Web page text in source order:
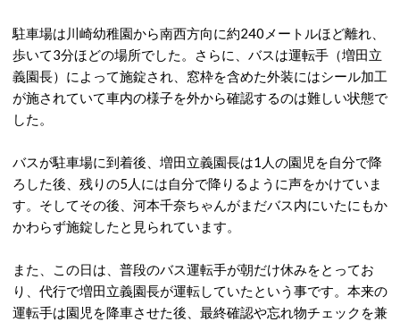
駐車場は川崎幼稚園から南西方向に約240メートルほど離れ、
歩いて3分ほどの場所でした。さらに、バスは運転手（増田立
義園長）によって施錠され、窓枠を含めた外装にはシール加工
が施されていて車内の様子を外から確認するのは難しい状態で
した。
バスが駐車場に到着後、増田立義園長は1人の園児を自分で降
ろした後、残りの5人には自分で降りるように声をかけていま
す。そしてその後、河本千奈ちゃんがまだバス内にいたにもか
かわらず施錠したと見られています。
また、この日は、普段のバス運転手が朝だけ休みをとってお
り、代行で増田立義園長が運転していたという事です。本来の
運転手は園児を降車させた後、最終確認や忘れ物チェックを兼